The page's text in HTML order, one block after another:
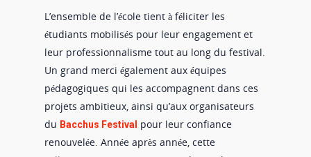
L’ensemble de l’école tient à féliciter les
étudiants mobilisés pour leur engagement et
leur professionnalisme tout au long du festival.
Un grand merci également aux équipes
pédagogiques qui les accompagnent dans ces
projets ambitieux, ainsi qu’aux organisateurs
du Bacchus Festival
pour leur confiance
renouvelée. Année après année, cette